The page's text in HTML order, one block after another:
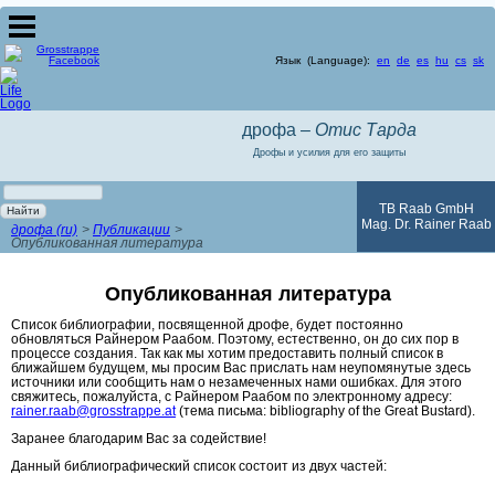
Язык (Language): en de es hu cs sk
дрофа – Отис Тарда
Дрофы и усилия для его защиты
TB Raab GmbH
Mag. Dr. Rainer Raab
Ключевые
слова
Найти
дрофа (ru)
Публикации
Опубликованная литература
Опубликованная литература
Список библиографии, посвященной дрофе, будет постоянно
обновляться Райнером Раабом. Поэтому, естественно, он до сих пор в
процессе создания. Так как мы хотим предоставить полный список в
ближайшем будущем, мы просим Вас прислать нам неупомянутые здесь
источники или сообщить нам о незамеченных нами ошибках. Для этого
свяжитесь, пожалуйста, с Райнером Раабом по электронному адресу:
rainer.raab@grosstrappe.at(тема письма: bibliography of the Great Bustard).
Заранее благодарим Вас за содействие!
Данный библиографический список состоит из двух частей: